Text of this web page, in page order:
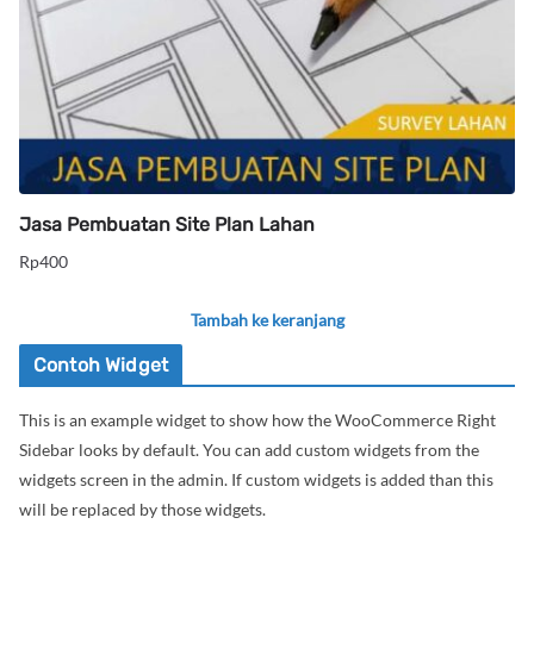
Jasa Pembuatan Site Plan Lahan
Rp400
Tambah ke keranjang
Contoh Widget
This is an example widget to show how the WooCommerce Right
Sidebar looks by default. You can add custom widgets from the
widgets screen in the admin. If custom widgets is added than this
will be replaced by those widgets.